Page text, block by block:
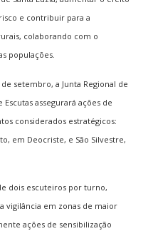
e contribuir para a
colaborando com o
populações.
setembro, a Junta Regional de
assegurará ações de
considerados estratégicos:
em Deocriste, e São Silvestre,
dois escuteiros por turno,
vigilância em zonas de maior
ações de sensibilização